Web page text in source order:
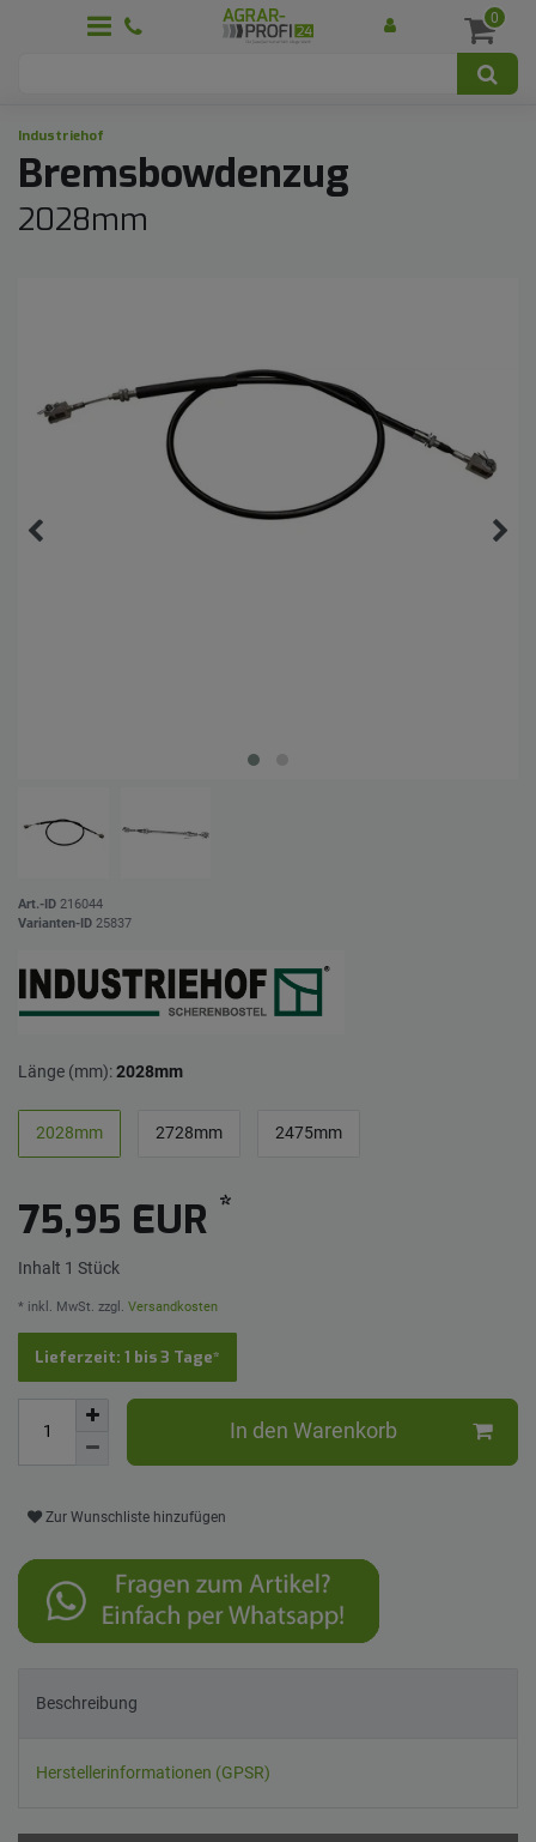
0
Industriehof
Bremsbowdenzug
2028mm
Art.-ID 216044
Varianten-ID 25837
Länge (mm):2028mm
2028mm 2728mm 2475mm
75,95 EUR *
Inhalt 1 Stück
* inkl. MwSt. zzgl. Versandkosten
Lieferzeit: 1 bis 3 Tage*
In den Warenkorb
Zur Wunschliste hinzufügen
Beschreibung
Herstellerinformationen (GPSR)